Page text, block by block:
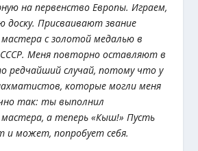
на первенство Европы. Играем,
доску. Присваивают звание
с золотой медалью в
СССР. Меня повторно оставляют в
редчайший случай, потому что у
которые могли меня
так: ты выполнил
а теперь «Кыш!» Пусть
и может, попробует себя.